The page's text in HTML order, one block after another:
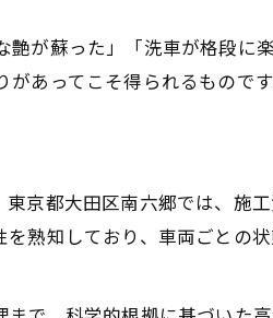
が蘇った」「洗車が格段に
あってこそ得られるものです
京都大田区南六郷では、施
熟知しており、車両ごとの